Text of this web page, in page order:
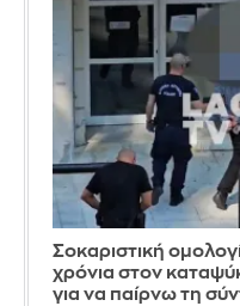
Σοκαριστική
χρόνια στον
για να παίρνω τη